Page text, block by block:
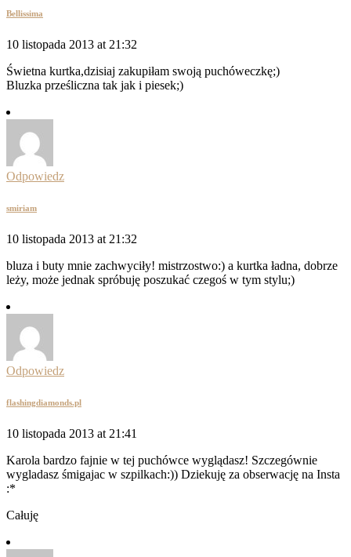
Bellissima
10 listopada 2013 at 21:32
Świetna kurtka,dzisiaj zakupiłam swoją puchóweczkę;)
Bluzka prześliczna tak jak i piesek;)
Odpowiedz
smiriam
10 listopada 2013 at 21:32
bluza i buty mnie zachwyciły! mistrzostwo:) a kurtka ładna, dobrze
leży, może jednak spróbuję poszukać czegoś w tym stylu;)
Odpowiedz
flashingdiamonds.pl
10 listopada 2013 at 21:41
Karola bardzo fajnie w tej puchówce wyglądasz! Szczegównie
wygladasz śmigajac w szpilkach:)) Dziekuję za obserwację na Insta
:*
Całuję